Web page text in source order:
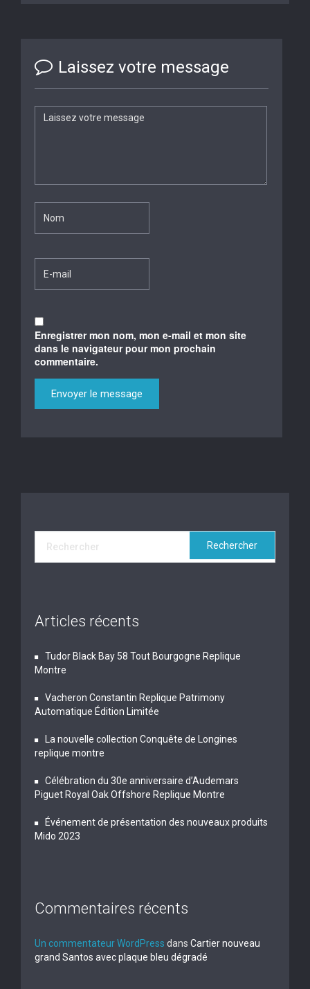
Laissez votre message
Enregistrer mon nom, mon e-mail et mon site
dans le navigateur pour mon prochain
commentaire.
Articles récents
Tudor Black Bay 58 Tout Bourgogne Replique
Montre
Vacheron Constantin Replique Patrimony
Automatique Édition Limitée
La nouvelle collection Conquête de Longines
replique montre
Célébration du 30e anniversaire d’Audemars
Piguet Royal Oak Offshore Replique Montre
Événement de présentation des nouveaux produits
Mido 2023
Commentaires récents
Un commentateur WordPress dans Cartier nouveau
grand Santos avec plaque bleu dégradé